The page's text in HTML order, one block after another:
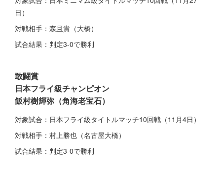
日）
対戦相手：森且貴（大橋）
試合結果：判定3-0で勝利
敢闘賞
日本フライ級チャンピオン
飯村樹輝弥（角海老宝石）
対象試合：日本フライ級タイトルマッチ10回戦（11月4日）
対戦相手：村上勝也（名古屋大橋）
試合結果：判定3-0で勝利